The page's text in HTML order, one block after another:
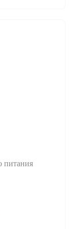
питания